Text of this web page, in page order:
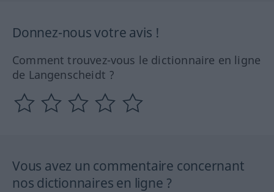
Donnez-nous votre avis !
Comment trouvez-vous le dictionnaire en ligne
de Langenscheidt ?
Vous avez un commentaire concernant
nos dictionnaires en ligne ?